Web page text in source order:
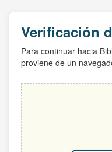
Verificación
Para continuar hacia
proviene de un